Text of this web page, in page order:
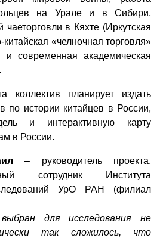
на Урале и в Сибири,
чаеторговли в Кяхте (Иркутская
китайская «челночная торговля»
и современная академическая
коллектив планирует издать
по истории китайцев в России,
и интерактивную карту
в России.
– руководитель проекта,
сотрудник Института
УрО РАН (филиал
для исследования не
так сложилось, что